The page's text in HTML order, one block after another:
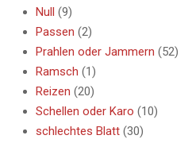
Null (9)
Passen (2)
Prahlen oder Jammern (52)
Ramsch (1)
Reizen (20)
Schellen oder Karo (10)
schlechtes Blatt (30)